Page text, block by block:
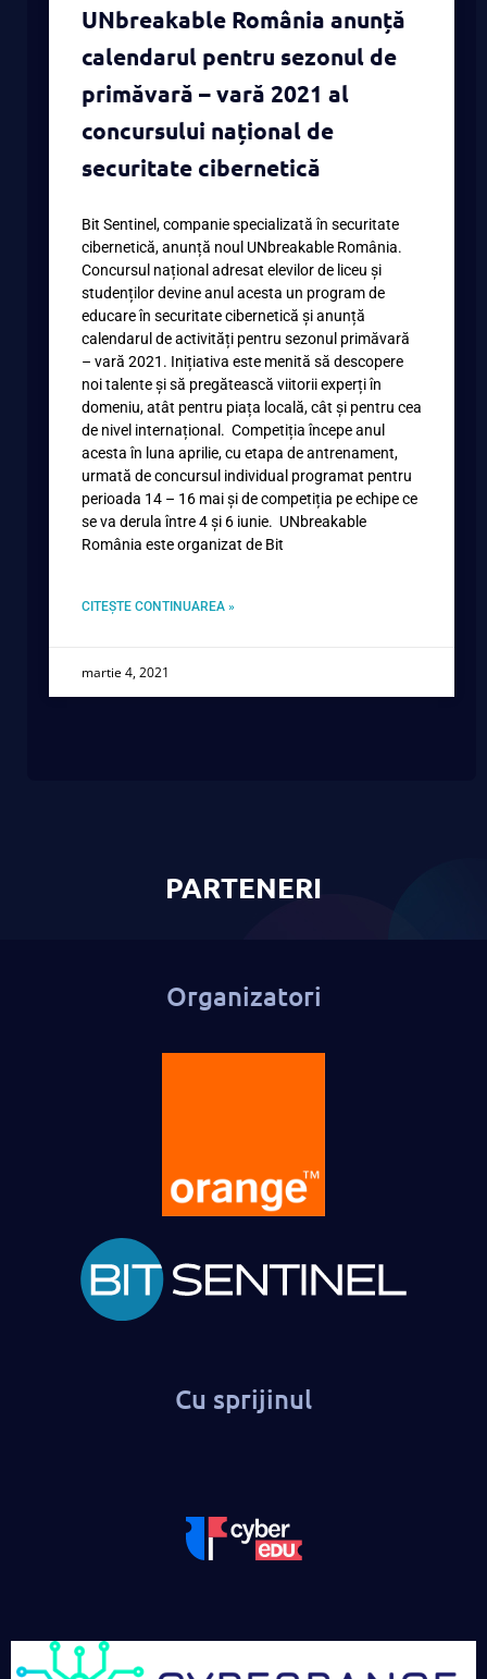
UNbreakable România anunță
calendarul pentru sezonul de
primăvară – vară 2021 al
concursului național de
securitate cibernetică
Bit Sentinel, companie specializată în securitate
cibernetică, anunță noul UNbreakable România.
Concursul național adresat elevilor de liceu și
studenților devine anul acesta un program de
educare în securitate cibernetică și anunță
calendarul de activități pentru sezonul primăvară
– vară 2021. Inițiativa este menită să descopere
noi talente și să pregătească viitorii experți în
domeniu, atât pentru piața locală, cât și pentru cea
de nivel internațional. Competiția începe anul
acesta în luna aprilie, cu etapa de antrenament,
urmată de concursul individual programat pentru
perioada 14 – 16 mai și de competiția pe echipe ce
se va derula între 4 și 6 iunie. UNbreakable
România este organizat de Bit
CITEȘTE CONTINUAREA »
martie 4, 2021
PARTENERI
Organizatori
Cu sprijinul